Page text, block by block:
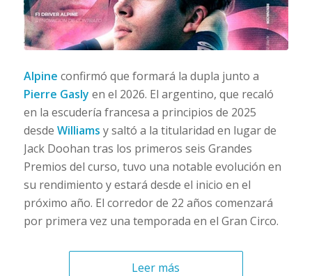
Alpine confirmó que formará la dupla junto a
Pierre Gasly en el 2026. El argentino, que recaló
en la escudería francesa a principios de 2025
desde Williams y saltó a la titularidad en lugar de
Jack Doohan tras los primeros seis Grandes
Premios del curso, tuvo una notable evolución en
su rendimiento y estará desde el inicio en el
próximo año. El corredor de 22 años comenzará
por primera vez una temporada en el Gran Circo.
Leer más